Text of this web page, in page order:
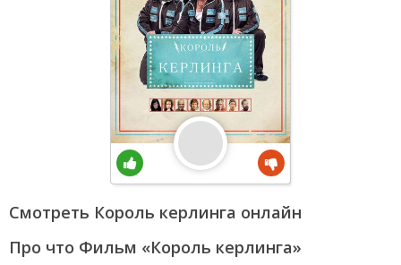
Смотреть Король керлинга онлайн
Про что Фильм «Король керлинга»